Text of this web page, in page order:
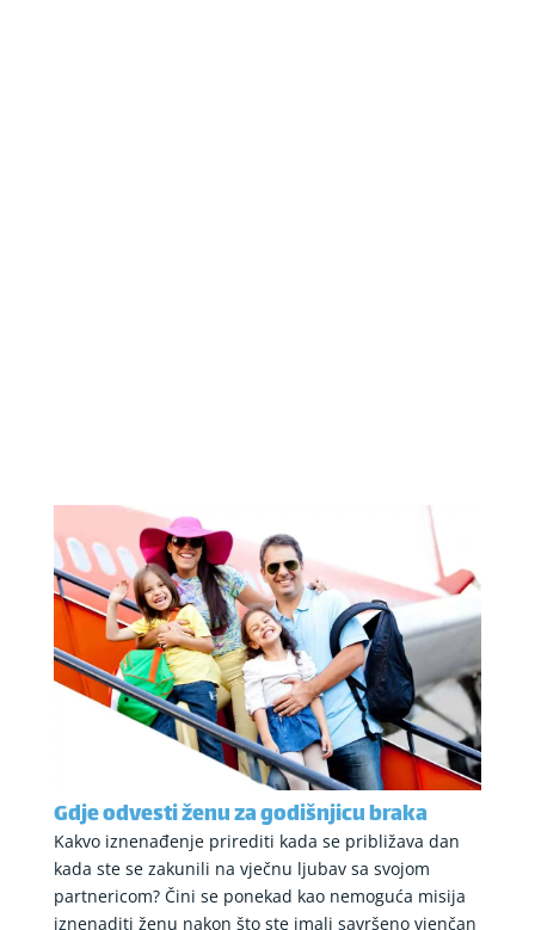
Gdje odvesti ženu za godišnjicu braka
Kakvo iznenađenje prirediti kada se približava dan
kada ste se zakunili na vječnu ljubav sa svojom
partnericom? Čini se ponekad kao nemoguća misija
iznenaditi ženu nakon što ste imali savršeno vjenčan